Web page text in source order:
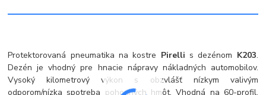
Protektorovaná pneumatika na kostre Pirelli s dezénom K203.
Dezén je vhodný pre hnacie nápravy nákladných automobilov.
Vysoký kilometrový výkon s obzvlášť nízkym valivým
odporom/nízka spotreba pohonných hmôt. Vhodná na 60-profil.